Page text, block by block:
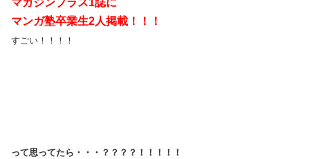
マガジンプラス1誌に
マンガ塾卒業生2人掲載！！！
すごい！！！！
って思ってたら・・・？？？？！！！！！